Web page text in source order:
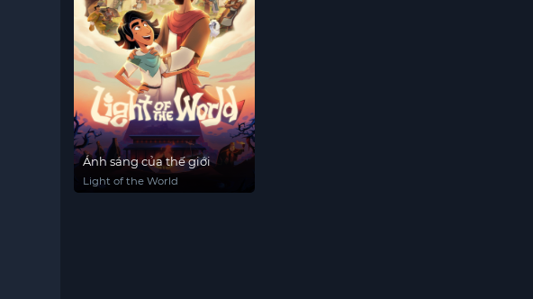
Ánh sáng của thế giới
Light of the World